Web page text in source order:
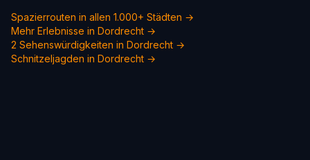
Spazierrouten in allen 1.000+ Städten →
Mehr Erlebnisse in Dordrecht →
2 Sehenswürdigkeiten in Dordrecht →
Schnitzeljagden in Dordrecht →